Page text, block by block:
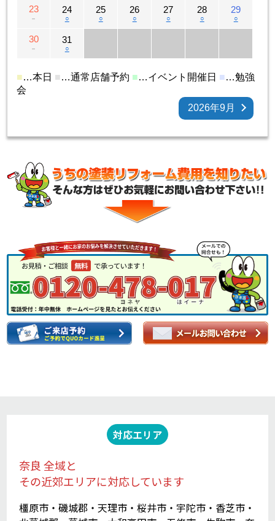
23
－
24
○
25
○
26
○
27
○
28
○
29
○
30
－
31
○
■…本日 ■ …通常店舗予約 ■…イベント開催日 ■…勉強
会
2026年9月
対応エリア
奈良 全域と
その近郊エリアに対応しています
橿原市・磯城郡・天理市・桜井市・宇陀市・香芝市・